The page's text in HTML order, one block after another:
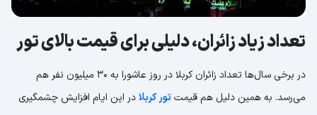
تعداد زیاد زائران، دلیلی برای قیمت بالای تور
در برخی سال‌ها تعداد زائران کربلا در روز عاشورا به 30 میلیون نفر هم
می‌رسد. به همین دلیل هم قیمت تور کربلادر این ایام افزایش چشمگیری